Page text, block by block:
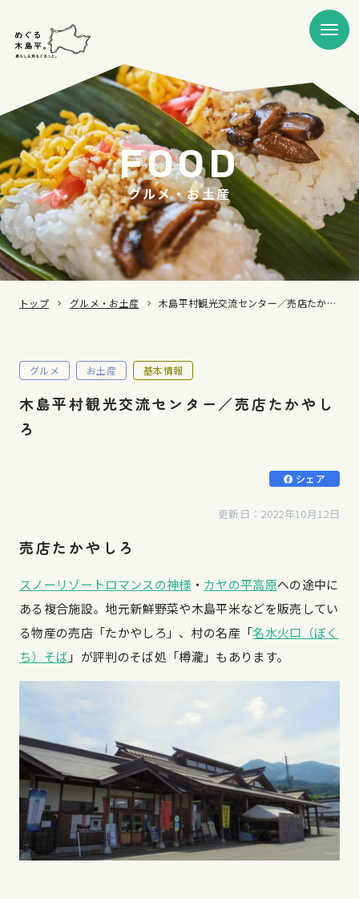
FOOD
グルメ・お土産
トップ グルメ・お土産 木島平村観光交流センター／売店たかやしろ
グルメ お土産 基本情報
木島平村観光交流センター／売店たかやし
ろ
シェア
更新日：2022年10月12日
売店たかやしろ
スノーリゾートロマンスの神様 ・ カヤの平高原への途中に
ある複合施設。地元新鮮野菜や木島平米などを販売してい
る物産の売店「たかやしろ」、村の名産「名水火口（ぼく
ち）そば 」が評判のそば処「樽瀧」もあります。